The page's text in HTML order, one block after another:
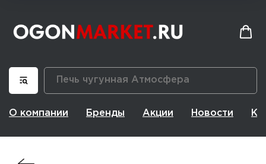
О компании Бренды Акции Новости